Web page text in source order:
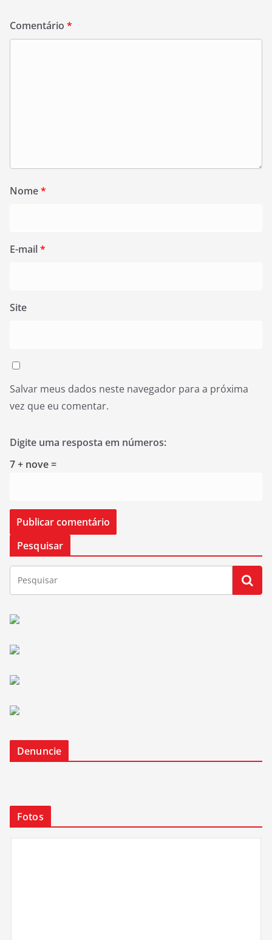
Comentário *
Nome*
E-mail*
Site
Salvar meus dados neste navegador para a próxima
vez que eu comentar.
Digite uma resposta em números:
7 + nove =
Pesquisar
Denuncie
Fotos